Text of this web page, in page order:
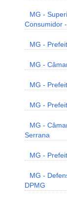
MG -
Consumidor
MG -
MG -
MG -
MG -
MG -
Serrana
MG -
MG -
DPMG